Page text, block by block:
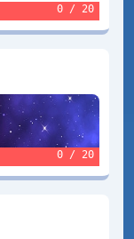
0 / 20
0 / 20